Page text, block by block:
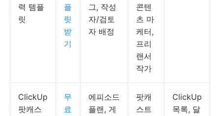
력 템플
릿
플
릿
받
기
그, 작성
자/검토
자 배정
콘텐
츠 마
케터,
프리
랜서
작가
ClickUp
팟캐스
무
료
에피소드
플랜, 게
팟캐
스트
ClickUp
목록, 달